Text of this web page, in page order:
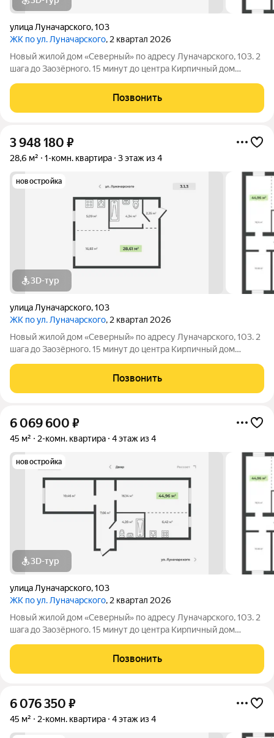
улица Луначарского,103
ЖК по ул. Луначарского, 2 квартал 2026
Новый жилой дом «Северный» по адресу Луначарского, 103. 2
шага до Заозёрного. 15 минут до центра Кирпичный дом
воркаута Просторная парковка Корзины для кондиционеров
КВАРТИРЫ ФОРМАТА «ЗАЕЗЖАЙ И ЖИВИ»
Позвонить
3 948 180 ₽
28,6 м² 1-комн. квартира 3 этаж из 4
новостройка
3D-тур
улица Луначарского,103
ЖК по ул. Луначарского, 2 квартал 2026
Новый жилой дом «Северный» по адресу Луначарского, 103. 2
шага до Заозёрного. 15 минут до центра Кирпичный дом
воркаута Просторная парковка Корзины для кондиционеров
КВАРТИРЫ ФОРМАТА «ЗАЕЗЖАЙ И ЖИВИ»
Позвонить
6 069 600 ₽
45 м² 2-комн. квартира 4 этаж из 4
новостройка
3D-тур
улица Луначарского,103
ЖК по ул. Луначарского, 2 квартал 2026
Новый жилой дом «Северный» по адресу Луначарского, 103. 2
шага до Заозёрного. 15 минут до центра Кирпичный дом
воркаута Просторная парковка Корзины для кондиционеров
КВАРТИРЫ ФОРМАТА «ЗАЕЗЖАЙ И ЖИВИ»
Позвонить
6 076 350 ₽
45 м² 2-комн. квартира 4 этаж из 4